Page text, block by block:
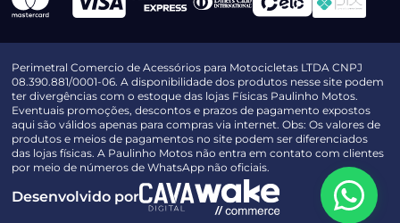
Perimetral Comercio de Acessórios para Motocicletas LTDA CNPJ
08.390.881/0001-06. A disponibilidade dos produtos nesse site podem
ter divergências com o estoque das lojas Físicas Paulinho Motos.
Eventuais promoções, descontos e prazos de pagamento expostos
aqui são válidos apenas para compras via internet. Obs: Os valores de
produtos e meios de pagamentos no site podem ser diferenciados
das lojas físicas. A Paulinho Motos não entra em contato com clientes
por meio de números de WhatsApp não oficiais.
Desenvolvido por